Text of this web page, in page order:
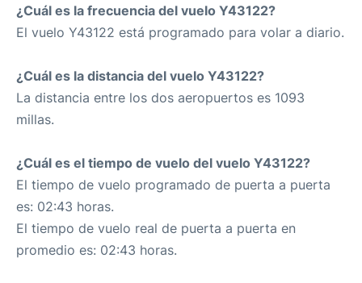
¿Cuál es la frecuencia del vuelo Y43122?
El vuelo Y43122 está programado para volar a diario.
¿Cuál es la distancia del vuelo Y43122?
La distancia entre los dos aeropuertos es 1093
millas.
¿Cuál es el tiempo de vuelo del vuelo Y43122?
El tiempo de vuelo programado de puerta a puerta
es: 02:43 horas.
El tiempo de vuelo real de puerta a puerta en
promedio es: 02:43 horas.